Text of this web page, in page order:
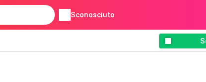
Sconosciuto